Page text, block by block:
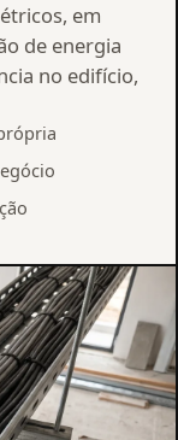
em
de energia
no edifício,